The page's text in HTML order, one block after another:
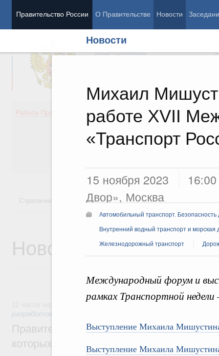
Правительство России О Правительстве Новости
Новости
Михаил
работе XVII
«Транспорт
15 ноября 2023
16:00
Двор», Москва
Автомобильный транспорт.
Внутренний водный транспорт и морская
Железнодорожный транспорт
Международный форум и
рамках Транспортной
Выступление Михаила
Выступление Михаила
Председатель Правительства
Вице-премьеры
Работа Правительства
Демография
Здоровье
Культура
Стратегии Государственные программы
Новости
Государственная политика в сфере
разработок
Правительство расширило перечень
которых освобождаются от НДФЛ